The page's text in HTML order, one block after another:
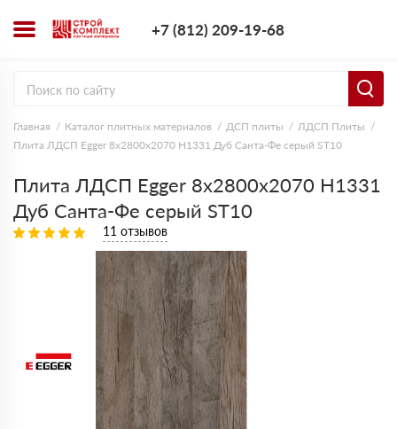
+7 (812) 209-19-68
Главная Каталог плитных материалов ДСП плиты
ЛДСП Плиты
Плита ЛДСП Egger 8х2800х2070 H1331 Дуб Санта-Фе серый ST10
Плита ЛДСП Egger 8х2800х2070 H1331
Дуб Санта-Фе серый ST10
11 отзывов